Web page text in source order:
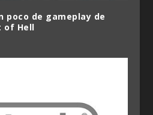
poco de gameplay de
of Hell